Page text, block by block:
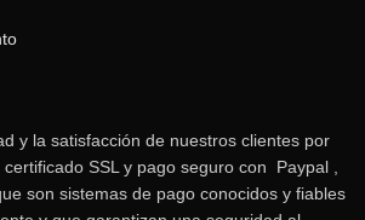
y la satisfacción de nuestros clientes por
SSL y pago seguro con Paypal ,
son sistemas de pago conocidos y fiables